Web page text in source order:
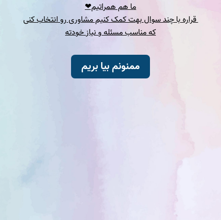
ما هم همراتیم❤
قراره با چند سوال بهت کمک کنیم مشاوری رو انتخاب کنی
که مناسب مسئله و نیاز خودته
ممنونم بیا بریم